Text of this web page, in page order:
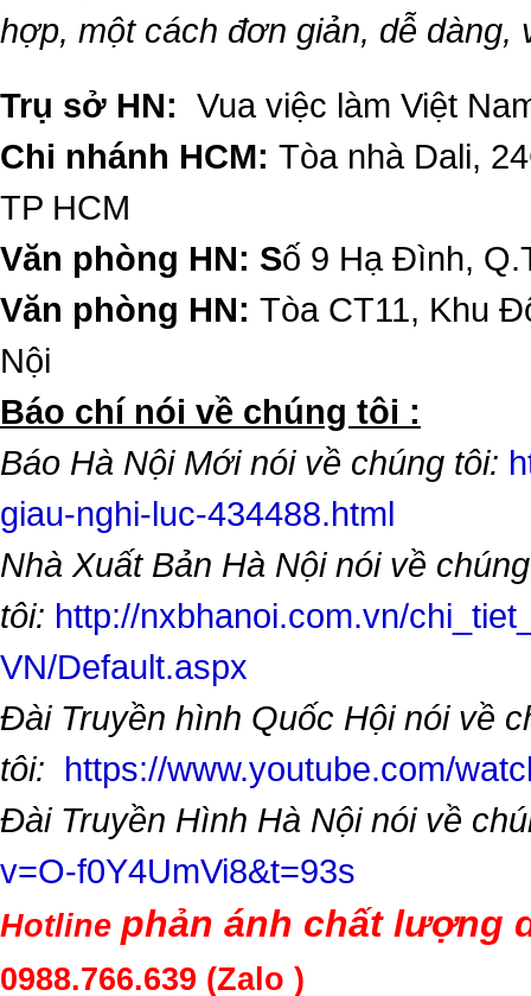
hợp, một cách đơn giản, dễ dàng,
Trụ sở HN: Vua việc làm Việt
Chi nhánh HCM: Tòa nhà Dali,
TP HCM
Văn phòng HN: Số 9 Hạ Đình,
Văn phòng HN: Tòa CT11, Khu
Nội
​Báo chí nói về chúng tôi :
Báo Hà Nội Mới nói về chúng tôi:
giau-nghi-luc-434488.html
Nhà Xuất Bản Hà Nội nói về chúng
tôi: http://nxbhanoi.com.vn/
VN/Default.aspx
Đài Truyền hình Quốc Hội nói về
tôi: https://www.youtube.com/
Đài Truyền Hình Hà Nội nói về
v=O-f0Y4UmVi8&t=93s
Hotline phản ánh chất lượng
0988.766.639 (Zalo )